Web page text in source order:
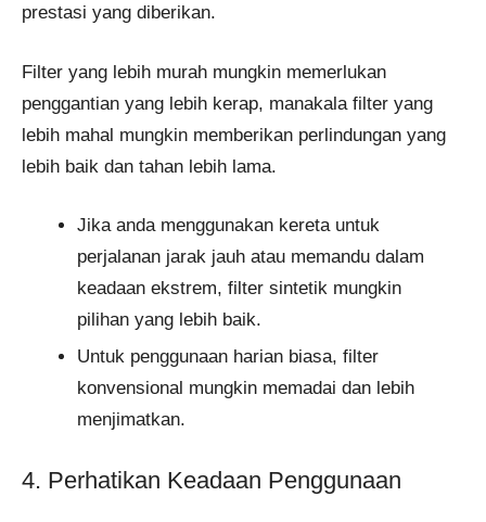
prestasi yang diberikan.
Filter yang lebih murah mungkin memerlukan
penggantian yang lebih kerap, manakala filter yang
lebih mahal mungkin memberikan perlindungan yang
lebih baik dan tahan lebih lama.
Jika anda menggunakan kereta untuk
perjalanan jarak jauh atau memandu dalam
keadaan ekstrem, filter sintetik mungkin
pilihan yang lebih baik.
Untuk penggunaan harian biasa, filter
konvensional mungkin memadai dan lebih
menjimatkan.
4. Perhatikan Keadaan Penggunaan